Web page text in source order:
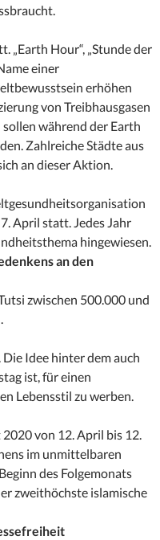
„Earth Hour“, „Stunde der
einer
erhöhen
von Treibhausgasen
während der Earth
Zahlreiche Städte aus
an dieser Aktion.
April statt. Jedes Jahr
hingewiesen.
an den
zwischen 500.000 und
Idee hinter dem auch
ist, für einen
Lebensstil zu werben.
von 12. April bis 12.
im unmittelbaren
des Folgemonats
zweithöchste islamische